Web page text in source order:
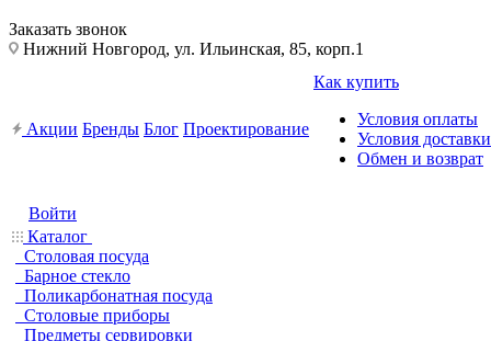
Заказать звонок
Нижний Новгород, ул. Ильинская, 85, корп.1
Акции Бренды Блог Проектирование
Как купить
Условия оплаты
Условия доставки
Обмен и возврат
Войти
Каталог
Столовая посуда
Барное стекло
Поликарбонатная посуда
Столовые приборы
Предметы сервировки